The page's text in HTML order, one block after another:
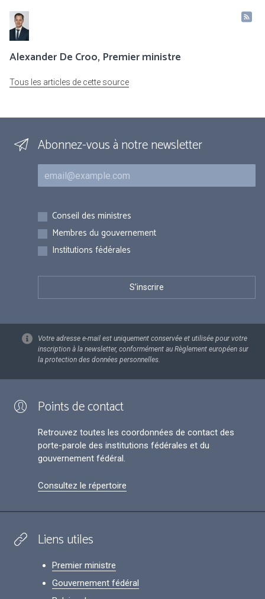
Alexander De Croo, Premier ministre
Tous les articles de cette source
Abonnez-vous à notre newsletter
Courriel
Inscriptions
Conseil des ministres
Membres du gouvernement
Institutions fédérales
Votre adresse e-mail est uniquement conservée et utilisée pour votre
inscription à la newsletter, conformément au Règlement européen sur
la protection des données personnelles.
Points de contact
Retrouvez toutes les coordonnées de contact des
porte-parole des institutions fédérales et du
gouvernement fédéral.
Consultez le répertoire
Liens utiles
Premier ministre
Gouvernement fédéral